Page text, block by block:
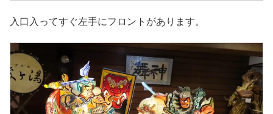
入口入ってすぐ左手にフロントがあります。